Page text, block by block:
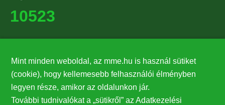
10523
27224
Hírlevél feliratkozás
Mint minden weboldal, az mme.hu is használ sütiket
(cookie), hogy kellemesebb felhasználói élményben
legyen része, amikor az oldalunkon jár.
További tudnivalókat a „sütikről” az Adatkezelési